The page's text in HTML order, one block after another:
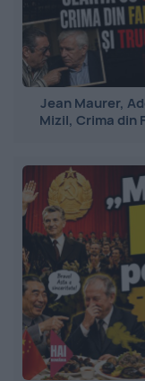
Jean Maurer,
Mizil, Crima din